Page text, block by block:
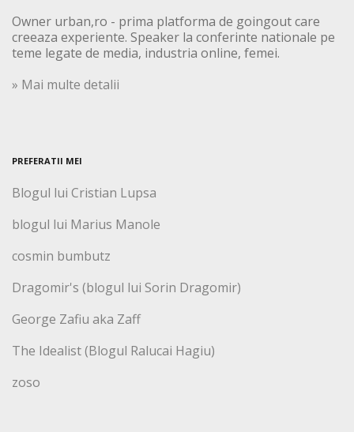
Owner urban,ro - prima platforma de goingout care
creeaza experiente. Speaker la conferinte nationale pe
teme legate de media, industria online, femei.
» Mai multe detalii
PREFERATII MEI
Blogul lui Cristian Lupsa
blogul lui Marius Manole
cosmin bumbutz
Dragomir's (blogul lui Sorin Dragomir)
George Zafiu aka Zaff
The Idealist (Blogul Ralucai Hagiu)
zoso